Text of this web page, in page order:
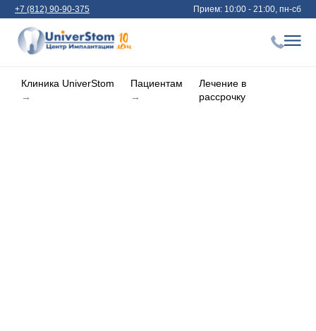
+7 (812) 90-90-375 Прием: 10:00 - 21:00, пн-сб
Клиника UniverStom
→
Пациентам
→
Лечение в
рассрочку